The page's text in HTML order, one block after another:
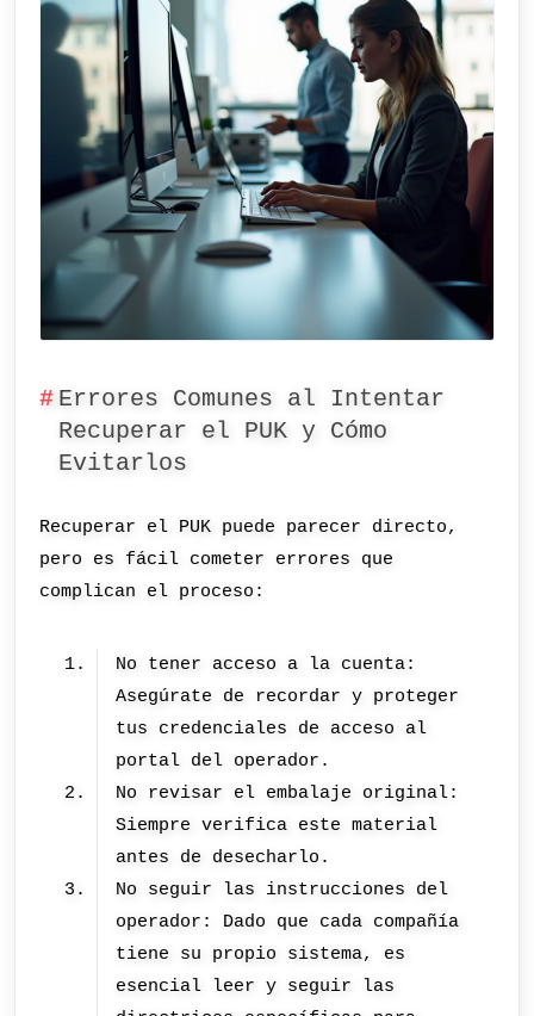
Errores Comunes al Intentar
Recuperar el PUK y Cómo
Evitarlos
Recuperar el PUK puede parecer directo,
pero es fácil cometer errores que
complican el proceso:
No tener acceso a la cuenta:
Asegúrate de recordar y proteger
tus credenciales de acceso al
portal del operador.
No revisar el embalaje original:
Siempre verifica este material
antes de desecharlo.
No seguir las instrucciones del
operador: Dado que cada compañía
tiene su propio sistema, es
esencial leer y seguir las